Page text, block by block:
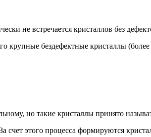
не встречается кристаллов без
крупные бездефектные кристаллы (более
но такие кристаллы принято
счет этого процесса формируются